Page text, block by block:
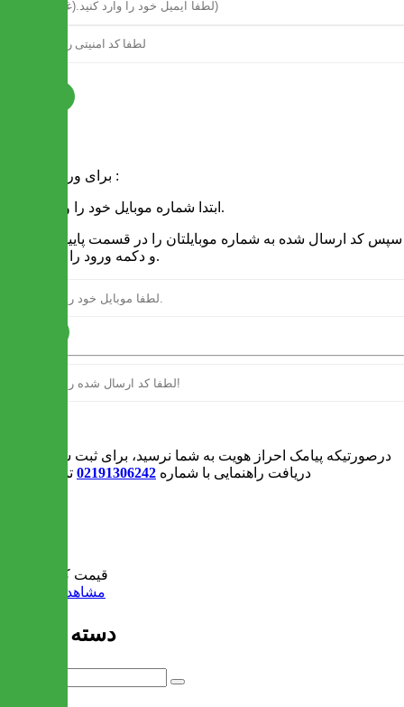
برای ورود به سایت :
1 - ابتدا شماره موبایل خود را وارد کنید.
و دکمه ورود را انتخاب کنید.
درصورتیکه پیامک احراز هویت به شما نرسید، برای ثبت سفارش و یا
دریافت راهنمایی با شماره 02191306242 تماس بگیرید
قیمت کل:
مشاهده سبد خرید
دسته بندی ها